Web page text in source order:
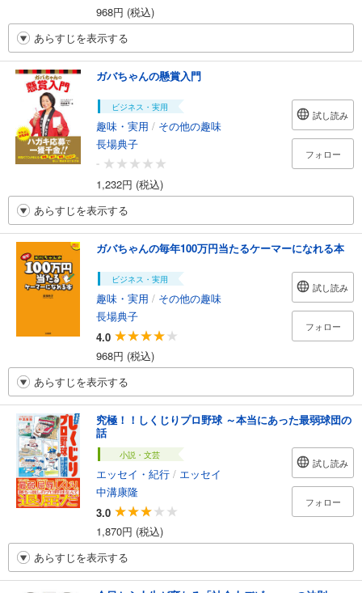
968円 (税込)
あらすじを表示する
ガバちゃんの懸賞入門
ビジネス・実用
趣味・実用 / その他の趣味
長場典子
-
1,232円 (税込)
試し読み
フォロー
あらすじを表示する
ガバちゃんの毎年100万円当たるケーマーになれる本
ビジネス・実用
趣味・実用 / その他の趣味
長場典子
4.0
968円 (税込)
試し読み
フォロー
あらすじを表示する
究極！！しくじりプロ野球 ～本当にあった最弱球団の
話
小説・文芸
エッセイ・紀行 / エッセイ
中溝康隆
3.0
1,870円 (税込)
試し読み
フォロー
あらすじを表示する